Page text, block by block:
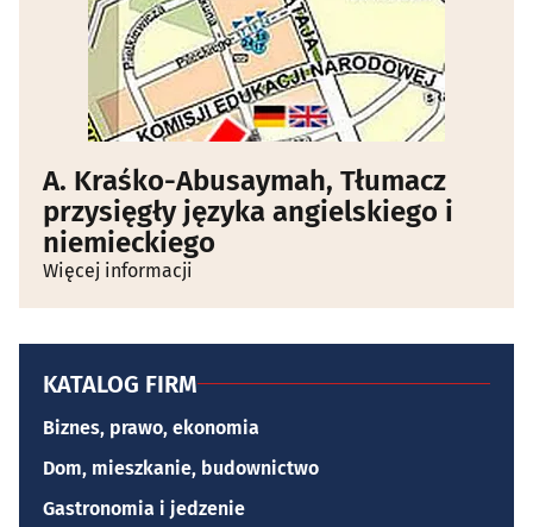
A. Kraśko-Abusaymah, Tłumacz
przysięgły języka angielskiego i
niemieckiego
Więcej informacji
KATALOG FIRM
Biznes, prawo, ekonomia
Dom, mieszkanie, budownictwo
Gastronomia i jedzenie